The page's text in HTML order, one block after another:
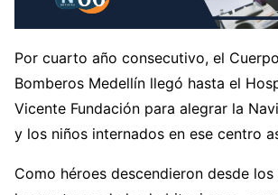
Por cuarto año consecutivo, el
Bomberos Medellín llegó hasta el
Vicente Fundación para alegrar la
y los niños internados en ese centro
Como héroes descendieron desde